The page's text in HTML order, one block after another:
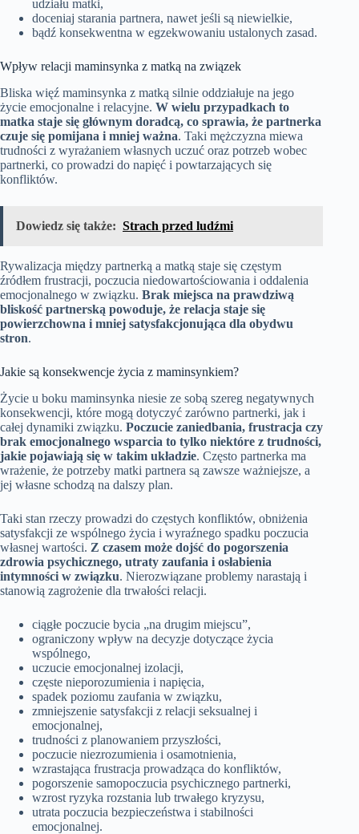
udziału matki,
doceniaj starania partnera, nawet jeśli są niewielkie,
bądź konsekwentna w egzekwowaniu ustalonych zasad.
Wpływ relacji maminsynka z matką na związek
Bliska więź maminsynka z matką silnie oddziałuje na jego
życie emocjonalne i relacyjne. W wielu przypadkach to
matka staje się głównym doradcą, co sprawia, że partnerka
czuje się pomijana i mniej ważna. Taki mężczyzna miewa
trudności z wyrażaniem własnych uczuć oraz potrzeb wobec
partnerki, co prowadzi do napięć i powtarzających się
konfliktów.
Dowiedz się także: Strach przed ludźmi
Rywalizacja między partnerką a matką staje się częstym
źródłem frustracji, poczucia niedowartościowania i oddalenia
emocjonalnego w związku. Brak miejsca na prawdziwą
bliskość partnerską powoduje, że relacja staje się
powierzchowna i mniej satysfakcjonująca dla obydwu
stron.
Jakie są konsekwencje życia z maminsynkiem?
Życie u boku maminsynka niesie ze sobą szereg negatywnych
konsekwencji, które mogą dotyczyć zarówno partnerki, jak i
całej dynamiki związku. Poczucie zaniedbania, frustracja czy
brak emocjonalnego wsparcia to tylko niektóre z trudności,
jakie pojawiają się w takim układzie. Często partnerka ma
wrażenie, że potrzeby matki partnera są zawsze ważniejsze, a
jej własne schodzą na dalszy plan.
Taki stan rzeczy prowadzi do częstych konfliktów, obniżenia
satysfakcji ze wspólnego życia i wyraźnego spadku poczucia
własnej wartości. Z czasem może dojść do pogorszenia
zdrowia psychicznego, utraty zaufania i osłabienia
intymności w związku. Nierozwiązane problemy narastają i
stanowią zagrożenie dla trwałości relacji.
ciągłe poczucie bycia „na drugim miejscu”,
ograniczony wpływ na decyzje dotyczące życia
wspólnego,
uczucie emocjonalnej izolacji,
częste nieporozumienia i napięcia,
spadek poziomu zaufania w związku,
zmniejszenie satysfakcji z relacji seksualnej i
emocjonalnej,
trudności z planowaniem przyszłości,
poczucie niezrozumienia i osamotnienia,
wzrastająca frustracja prowadząca do konfliktów,
pogorszenie samopoczucia psychicznego partnerki,
wzrost ryzyka rozstania lub trwałego kryzysu,
utrata poczucia bezpieczeństwa i stabilności
emocjonalnej.